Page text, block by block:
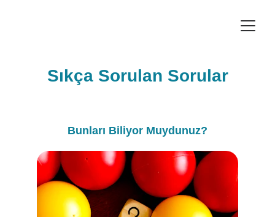
Sıkça Sorulan Sorular
Bunları Biliyor Muydunuz?